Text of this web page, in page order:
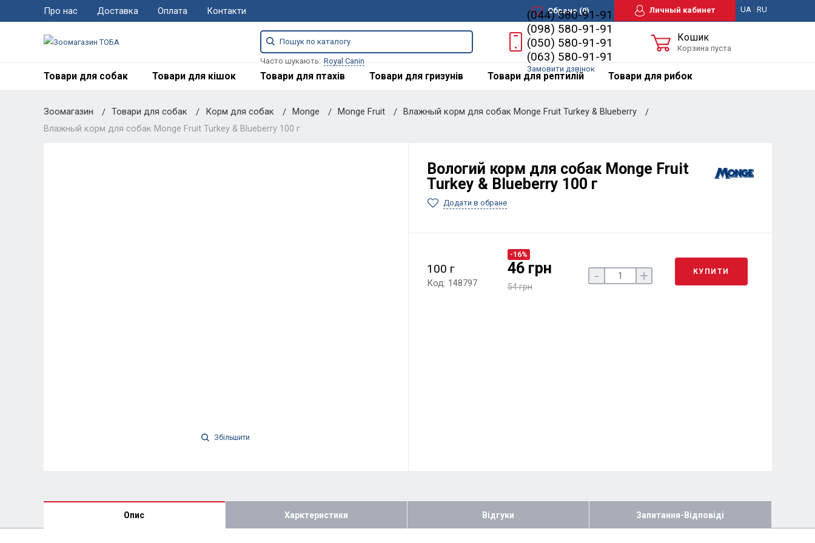
Про нас Доставка Оплата Контакти Обране(0) Личный кабинет UA| RU
Часто шукають: Royal Canin
(044) 580-91-91
(098) 580-91-91
(050) 580-91-91
(063) 580-91-91
Замовити дзвінок
Кошик
Корзина пуста
Товари для собак Товари для кішок Товари для птахів Товари для гризунів Товари для рептилій Товари для рибок
Зоомагазин Товари для собак Корм для собак Monge Monge Fruit
Влажный корм для собак Monge Fruit Turkey & Blueberry
Влажный корм для собак Monge Fruit Turkey & Blueberry 100 г
Збільшити
Вологий корм для собак Monge Fruit
Turkey & Blueberry 100 г
Додати в обране
100 г
Код: 148797
-16%
46 грн
54 грн
- + КУПИТИ
Опис Харктеристики Відгуки Запитання-Відповіді